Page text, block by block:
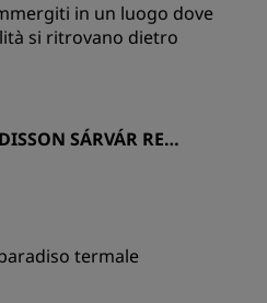
in un luogo dove
si ritrovano dietro
SÁRVÁR RESO
termale